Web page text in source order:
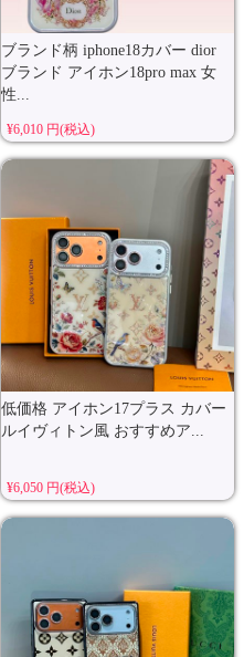
ブランド柄 iphone18カバー dior
ブランド アイホン18pro max 女
性...
¥6,010 円(税込)
低価格 アイホン17プラス カバー
ルイヴィトン風 おすすめア...
¥6,050 円(税込)